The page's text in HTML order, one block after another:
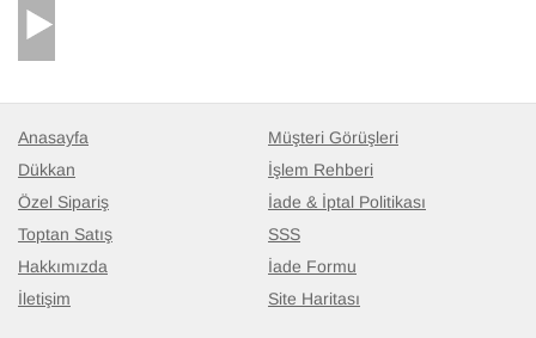
Anasayfa
Dükkan
Özel Sipariş
Toptan Satış
Hakkımızda
İletişim
Müşteri Görüşleri
İşlem Rehberi
İade & İptal Politikası
SSS
İade Formu
Site Haritası